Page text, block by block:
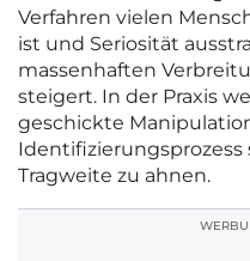
Verfahren vielen
ist und Seriosität
massenhaften
steigert. In der Praxis
geschickte
Tragweite zu ahnen.